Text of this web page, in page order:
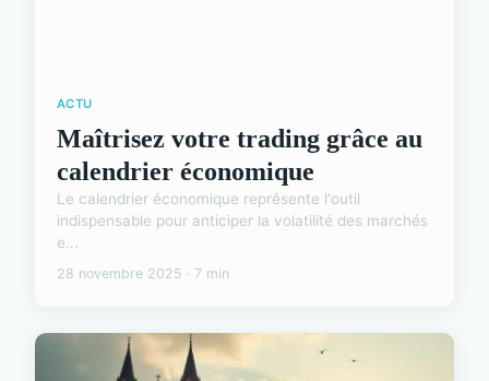
ACTU
Maîtrisez votre trading grâce au
calendrier économique
Le calendrier économique représente l'outil
indispensable pour anticiper la volatilité des marchés
e...
28 novembre 2025 · 7 min